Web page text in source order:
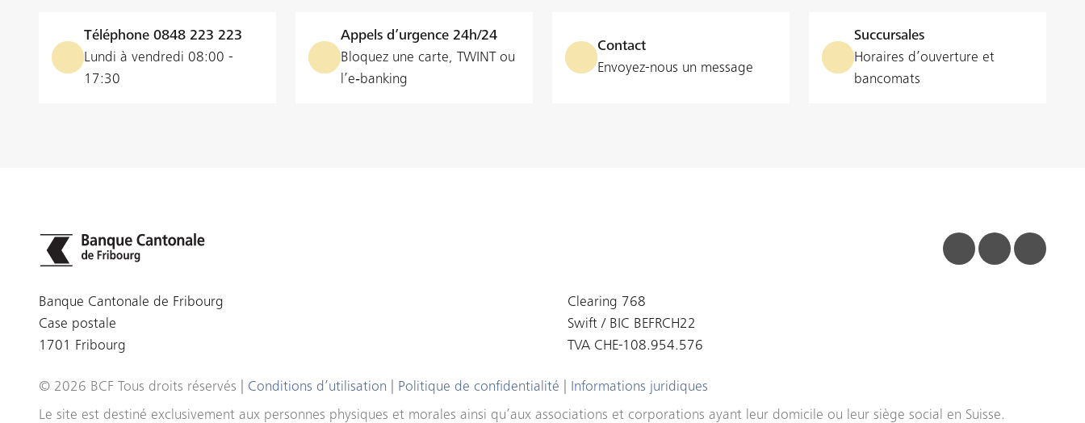
Téléphone 0848 223 223
Lundi à vendredi 08:00 -
17:30
Appels d’urgence 24h/24
Bloquez une carte, TWINT ou
l’e‑banking
Contact
Envoyez-nous un message
Succursales
Horaires d’ouverture et
bancomats
Banque Cantonale de Fribourg
Case postale
1701 Fribourg
Clearing 768
Swift / BIC BEFRCH22
TVA CHE-108.954.576
© 2026 BCF Tous droits réservés | Conditions d’utilisation Politique de confidentialité
Informations juridiques
Le site est destiné exclusivement aux personnes physiques et morales ainsi qu’aux associations et corporations ayant leur domicile ou leur siège social en Suisse.